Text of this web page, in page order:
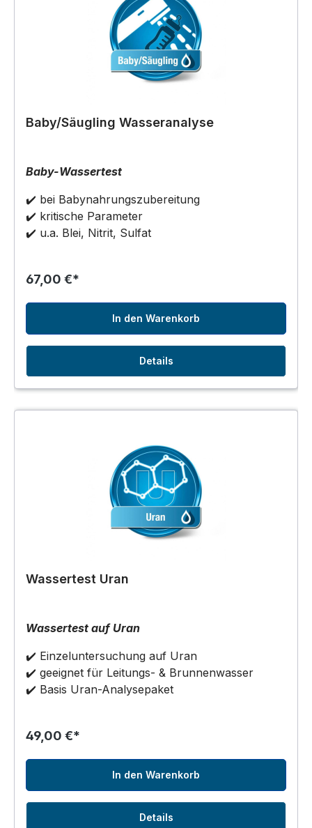
Baby/Säugling Wasseranalyse
Baby-Wassertest
✔️ bei Babynahrungszubereitung
✔️ kritische Parameter
✔️ u.a. Blei, Nitrit, Sulfat
67,00 €*
In den Warenkorb
Details
Wassertest Uran
Wassertest auf Uran
✔️ Einzeluntersuchung auf Uran
✔️ geeignet für Leitungs- & Brunnenwasser
✔️ Basis Uran-Analysepaket
49,00 €*
In den Warenkorb
Details